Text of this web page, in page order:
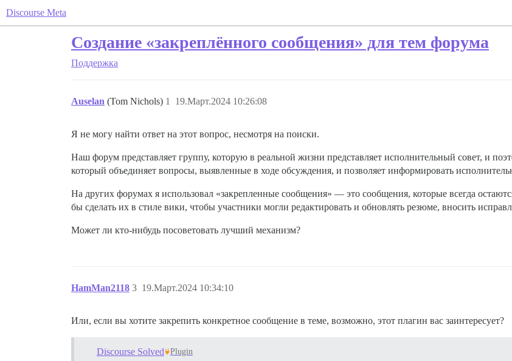
Discourse Meta
Создание «закреплённого сообщения» для тем форума
Поддержка
Auselan (Tom Nichols) 19.Март.2024 10:26:08
1
Я не могу найти ответ на этот вопрос, несмотря на поиски.
Наш форум представляет группу, которую в реальной жизни представляет исполнительный совет, и
который объединяет вопросы, выявленные в ходе обсуждения, и позволяет информировать
На других форумах я использовал «закрепленные сообщения» — это сообщения, которые всегда
бы сделать их в стиле вики, чтобы участники могли редактировать и обновлять резюме, вносить
Может ли кто-нибудь посоветовать лучший механизм?
HamMan2118 19.Март.2024 10:34:10
3
Или, если вы хотите закрепить конкретное сообщение в теме, возможно, этот плагин вас заинтересует?
Discourse Solved Plugin